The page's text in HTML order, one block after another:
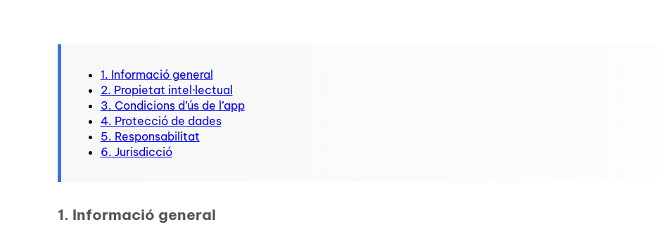
En aquesta pàgina
1. Informació general
2. Propietat intel·lectual
3. Condicions d’ús de l’app
4. Protecció de dades
5. Responsabilitat
6. Jurisdicció
1. Informació general